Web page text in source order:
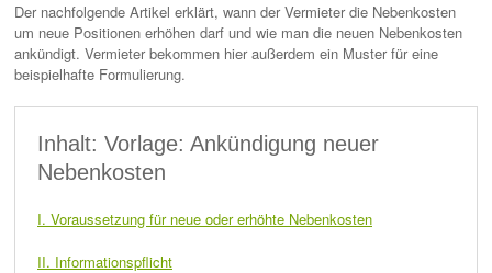
Der nachfolgende Artikel erklärt, wann der Vermieter die Nebenkosten
um neue Positionen erhöhen darf und wie man die neuen Nebenkosten
ankündigt. Vermieter bekommen hier außerdem ein Muster für eine
beispielhafte Formulierung.
Inhalt: Vorlage: Ankündigung neuer
Nebenkosten
I. Voraussetzung für neue oder erhöhte Nebenkosten
II. Informationspflicht